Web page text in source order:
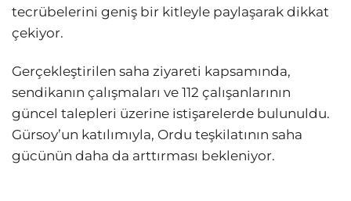
tecrübelerini geniş bir kitleyle paylaşarak dikkat
çekiyor.
Gerçekleştirilen saha ziyareti kapsamında,
sendikanın çalışmaları ve 112 çalışanlarının
güncel talepleri üzerine istişarelerde bulunuldu.
Gürsoy’un katılımıyla, Ordu teşkilatının saha
gücünün daha da arttırması bekleniyor.